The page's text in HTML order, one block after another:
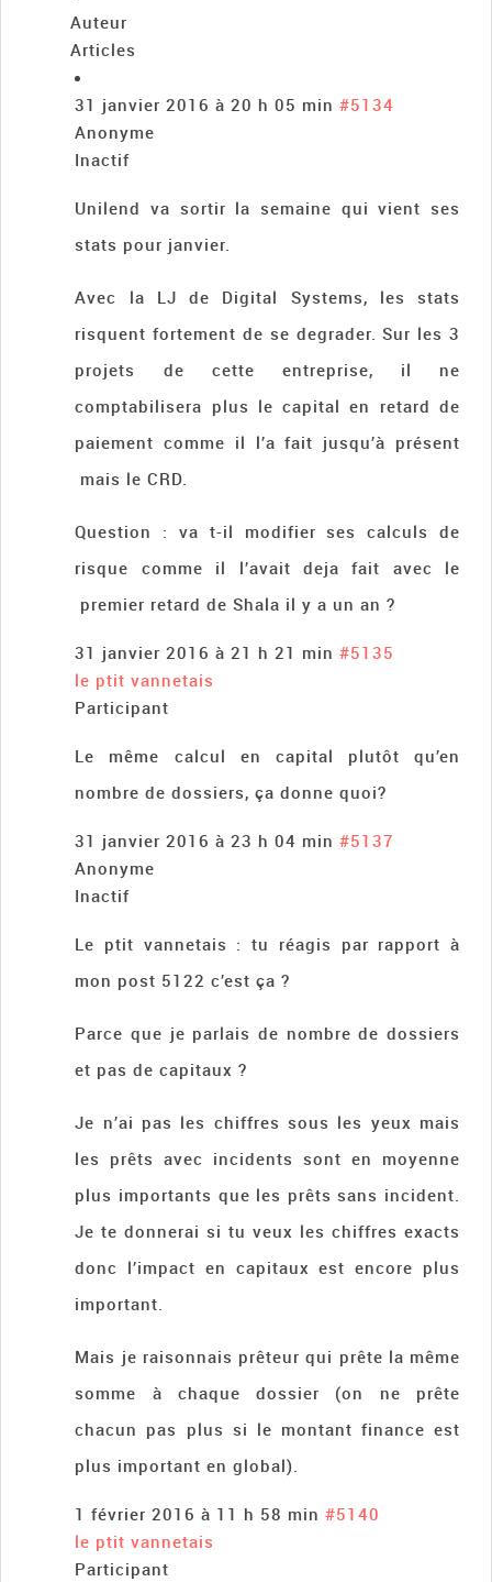
Auteur
Articles
31 janvier 2016 à 20 h 05 min #5134
Anonyme
Inactif
Unilend va sortir la semaine qui vient ses
stats pour janvier.
Avec la LJ de Digital Systems, les stats
risquent fortement de se degrader. Sur les 3
projets de cette entreprise, il ne
comptabilisera plus le capital en retard de
paiement comme il l’a fait jusqu’à présent
mais le CRD.
Question : va t-il modifier ses calculs de
risque comme il l’avait deja fait avec le
premier retard de Shala il y a un an ?
31 janvier 2016 à 21 h 21 min #5135
le ptit vannetais
Participant
Le même calcul en capital plutôt qu’en
nombre de dossiers, ça donne quoi?
31 janvier 2016 à 23 h 04 min #5137
Anonyme
Inactif
Le ptit vannetais : tu réagis par rapport à
mon post 5122 c’est ça ?
Parce que je parlais de nombre de dossiers
et pas de capitaux ?
Je n’ai pas les chiffres sous les yeux mais
les prêts avec incidents sont en moyenne
plus importants que les prêts sans incident.
Je te donnerai si tu veux les chiffres exacts
donc l’impact en capitaux est encore plus
important.
Mais je raisonnais prêteur qui prête la même
somme à chaque dossier (on ne prête
chacun pas plus si le montant finance est
plus important en global).
1 février 2016 à 11 h 58 min #5140
le ptit vannetais
Participant